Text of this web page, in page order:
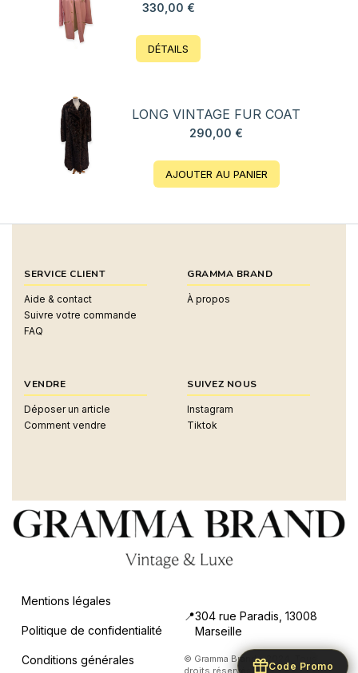
330,00 €
DÉTAILS
LONG VINTAGE FUR COAT
290,00 €
AJOUTER AU PANIER
SERVICE CLIENT
Aide & contact
Suivre votre commande
FAQ
GRAMMA BRAND
À propos
VENDRE
Déposer un article
Comment vendre
SUIVEZ NOUS
Instagram
Tiktok
Code Promo
Mentions légales
Politique de confidentialité
Conditions générales
304 rue Paradis, 13008
Marseille
© Gramma Brand – 2024. Tous